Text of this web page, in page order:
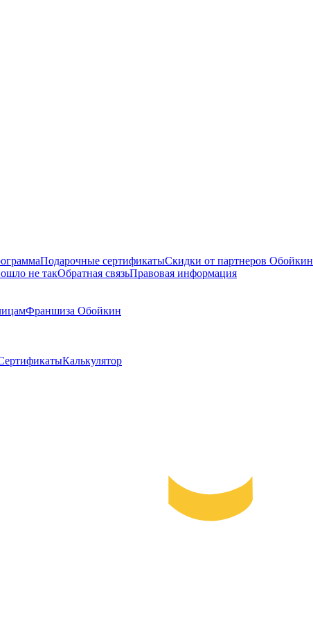
Подарочные сертификатыСкидки от партнеров Обойкин
не такОбратная связьПравовая информация
Франшиза Обойкин
Калькулятор